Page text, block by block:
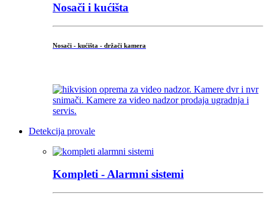
Nosači i kućišta
Nosači - kućišta - držači kamera
Detekcija provale
Kompleti - Alarmni sistemi